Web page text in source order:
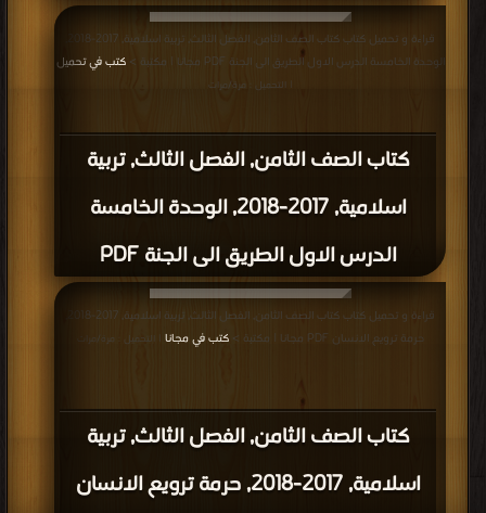
كتاب الصف الثامن, الفصل الثالث, تربية
اسلامية, 2017-2018, الوحدة الخامسة
الدرس الاول الطريق الى الجنة PDF
الوحدة الخامسة الدرس الاول الطريق الى الجنة PDF مجانا | مكتبة >
كتب في تحميل
| التحميل : مرة/مرات
كتاب الصف الثامن, الفصل الثالث, تربية
اسلامية, 2017-2018, حرمة ترويع الانسان
حرمة ترويع الانسان PDF مجانا | مكتبة >
كتب في مجانا | التحميل : مرة/مرات